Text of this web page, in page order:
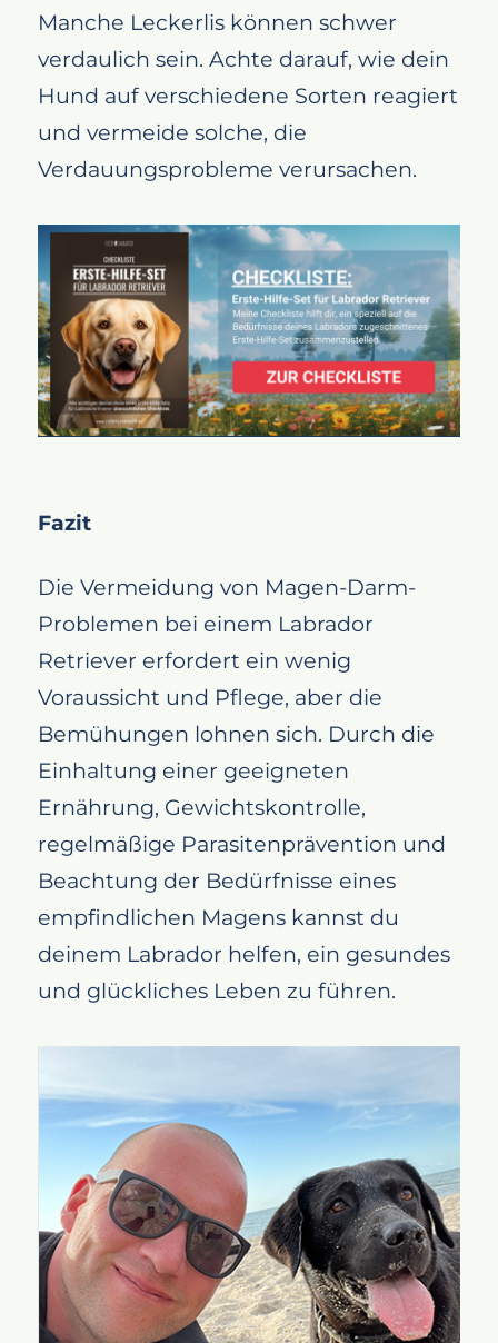
Manche Leckerlis können schwer
verdaulich sein. Achte darauf, wie dein
Hund auf verschiedene Sorten reagiert
und vermeide solche, die
Verdauungsprobleme verursachen.
Fazit
Die Vermeidung von Magen-Darm-
Problemen bei einem Labrador
Retriever erfordert ein wenig
Voraussicht und Pflege, aber die
Bemühungen lohnen sich. Durch die
Einhaltung einer geeigneten
Ernährung, Gewichtskontrolle,
regelmäßige Parasitenprävention und
Beachtung der Bedürfnisse eines
empfindlichen Magens kannst du
deinem Labrador helfen, ein gesundes
und glückliches Leben zu führen.